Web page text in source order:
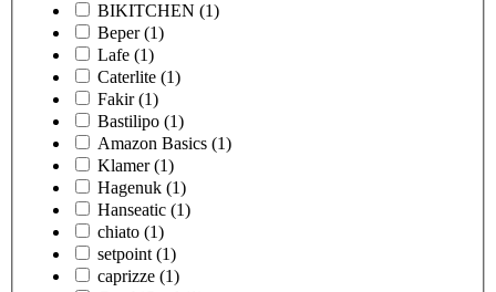
BIKITCHEN (1)
Beper (1)
Lafe (1)
Caterlite (1)
Fakir (1)
Bastilipo (1)
Amazon Basics (1)
Klamer (1)
Hagenuk (1)
Hanseatic (1)
chiato (1)
setpoint (1)
caprizze (1)